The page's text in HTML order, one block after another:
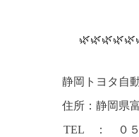
静岡トヨタ自
住所：静岡県
TEL ： ０５